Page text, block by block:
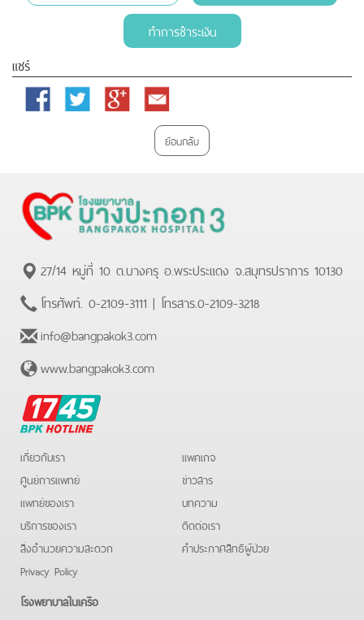
ทำการชำระเงิน
แชร์
Facebook Twitter
Google
Email
ย้อนกลับ
27/14 หมู่ที่ 10 ต.บางครุ อ.พระประแดง จ.สมุทรปราการ 10130
โทรศัพท์. 0-2109-3111 | โทรสาร.0-2109-3218
info@bangpakok3.com
www.bangpakok3.com
BPK
Hotline
เกี่ยวกับเรา
ศูนย์การแพทย์
แพทย์ของเรา
บริการของเรา
สิ่งอำนวยความสะดวก
Privacy Policy
แพคเกจ
ข่าวสาร
บทความ
ติดต่อเรา
คําประกาศสิทธิผู้ป่วย
โรงพยาบาลในเครือ